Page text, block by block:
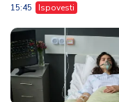
15:45 Ispovesti